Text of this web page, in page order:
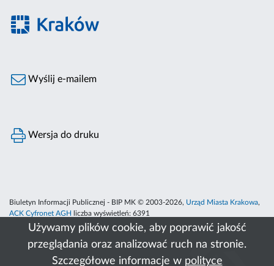
Używamy plików cookie, aby poprawić jakość
przeglądania oraz analizować ruch na stronie.
Szczegółowe informacje w polityce
Wyślij e-mailem
Wersja do druku
Biuletyn Informacji Publicznej - BIP MK © 2003-2026, Urząd Miasta Krakowa,
ACK Cyfronet AGH
liczba wyświetleń: 6391